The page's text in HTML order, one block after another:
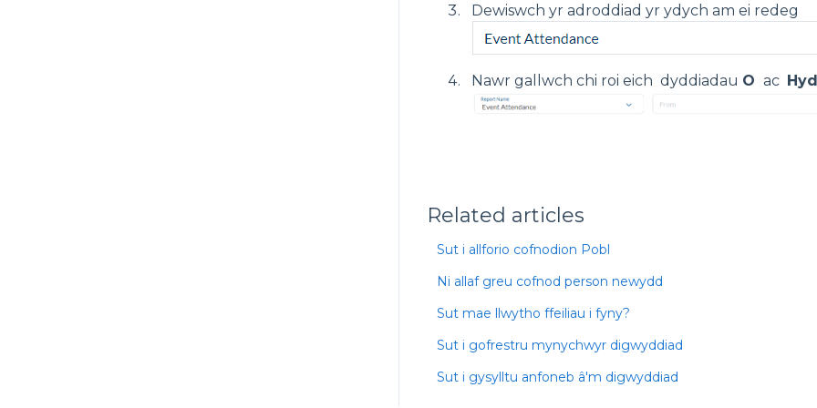
Dewiswch yr adroddiad yr ydych am ei redeg
Nawr gallwch chi roi eich dyddiadau O ac
Related articles
Sut i allforio cofnodion Pobl
Ni allaf greu cofnod person newydd
Sut mae llwytho ffeiliau i fyny?
Sut i gofrestru mynychwyr digwyddiad
Sut i gysylltu anfoneb â'm digwyddiad